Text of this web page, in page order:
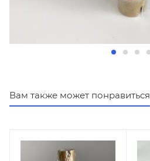
Вам также может понравиться